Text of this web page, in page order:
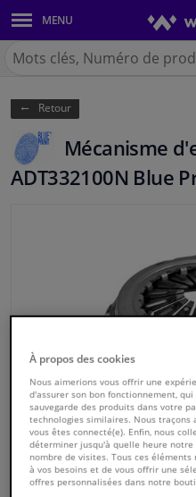
MENU
Carrosserie & tôles
Feux & ampoules
Freinage
Système d'échappement
Refroidissement & chauffage
Pièces moteur & accessoires
Filtres & liquides
Bagages & transport
Fenêtres & accessoires
Intérieur & ameublement
Chercher
Winparts.be
Retour
Mécanisme
ADT332100N Blue
À propos des cookies
Nous aimerions vous offrir une
d'assurer son bon fonctionnement,
sauvegarde des produits dans votre
technologies similaires. Nous
vous êtes connecté(e). Enfin, nous
déterminer jusqu'à quelle heure
nombre de visites. Tous ces
à vos besoins et de vous offrir une
offres personnalisées dans notre